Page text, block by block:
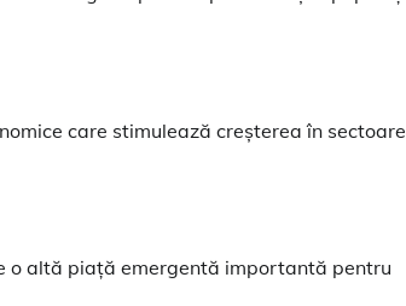
care stimulează creșterea în sectoare
o altă piață emergentă importantă pentru